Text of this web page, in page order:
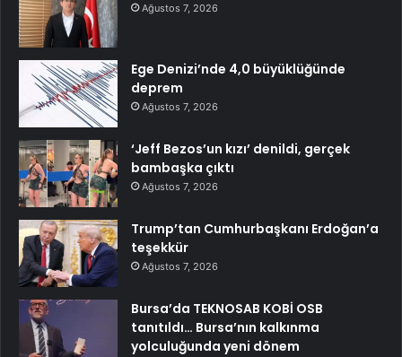
Ağustos 7, 2026
Ege Denizi’nde 4,0 büyüklüğünde
deprem
Ağustos 7, 2026
‘Jeff Bezos’un kızı’ denildi, gerçek
bambaşka çıktı
Ağustos 7, 2026
Trump’tan Cumhurbaşkanı Erdoğan’a
teşekkür
Ağustos 7, 2026
Bursa’da TEKNOSAB KOBİ OSB
tanıtıldı… Bursa’nın kalkınma
yolculuğunda yeni dönem